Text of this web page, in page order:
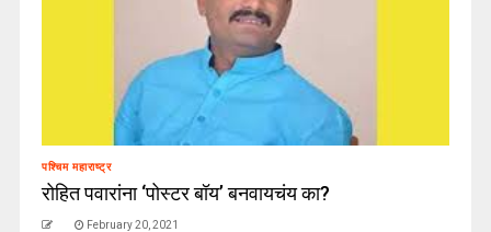
पश्चिम महाराष्ट्र
रोहित पवारांना ‘पोस्टर बॉय’ बनवायचंय का?
February 20, 2021